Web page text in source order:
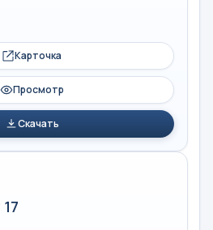
Карточка
Просмотр
Скачать